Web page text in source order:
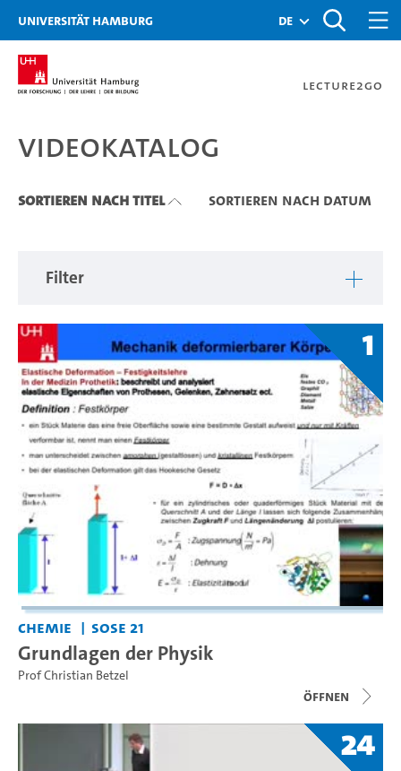
Zu den Filtern
Zur Metanavigation
Zur Hauptnavigation
Zur Suche
Zum Inhalt
Zum Seitenfuss
Universität Hamburg de
Lecture2Go
Videokatalog
Videokatalog
Sortieren nach Titel Sortieren nach Datum
Filter
1
Chemie SoSe 21
Grundlagen der Physik
Prof Christian Betzel
Öffnen
24